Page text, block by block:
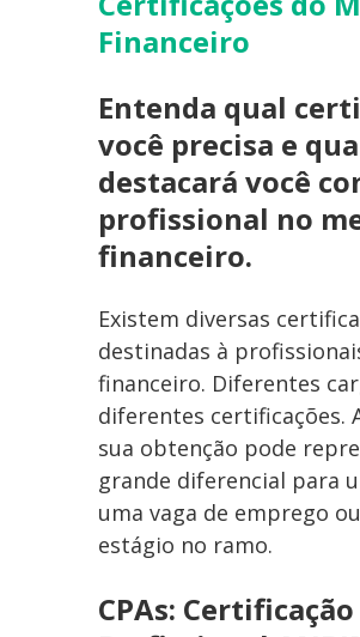
Financeiro
Entenda qual
você precisa e
destacará você
profissional no
financeiro.
Existem diversas
destinadas à
financeiro. Diferentes
diferentes certificações.
sua obtenção pode
grande diferencial para
uma vaga de emprego
estágio no ramo.
CPAs: Certificação